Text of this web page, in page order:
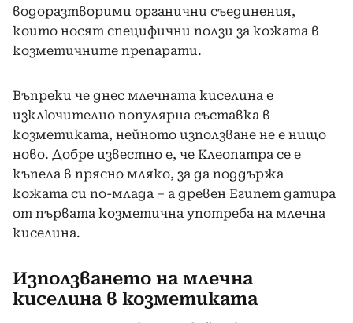
водоразтворими органични съединения,
които носят специфични ползи за кожата в
козметичните препарати.
Въпреки че днес млечната киселина е
изключително популярна съставка в
козметиката, нейното използване не е нищо
ново. Добре известно е, че Клеопатра се е
къпела в прясно мляко, за да поддържа
кожата си по-млада – а древен Египет датира
от първата козметична употреба на млечна
киселина.
Използването на млечна
киселина в козметиката